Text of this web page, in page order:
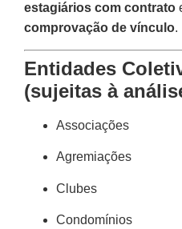
estagiários com contrato
comprovação de vínculo.
Entidades
(sujeitas à
Associações
Agremiações
Clubes
Condomínios